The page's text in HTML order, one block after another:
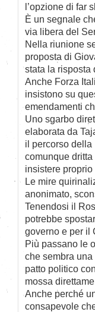
l’opzione di far
È un segnale
via libera del
Nella riunione
proposta di
stata la risposta
Anche Forza
insistono su
emendamenti
Uno sgarbo
elaborata da
il percorso della
comunque
insistere
Le mire
anonimato,
Tenendosi il
potrebbe
governo e per il
Più passano le
che sembra
patto politico
mossa
Anche perché
consapevole